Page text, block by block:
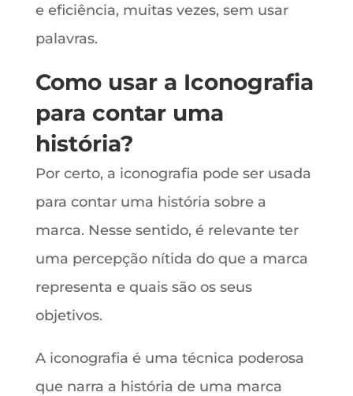
e eficiência, muitas vezes, sem usar
palavras.
Como usar a Iconografia
para contar uma
história?
Por certo, a iconografia pode ser usada
para contar uma história sobre a
marca. Nesse sentido, é relevante ter
uma percepção nítida do que a marca
representa e quais são os seus
objetivos.
A iconografia é uma técnica poderosa
que narra a história de uma marca